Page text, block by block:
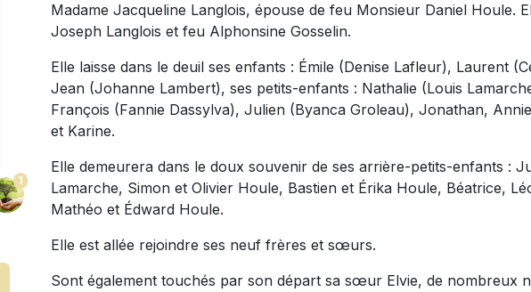
1
Madame Jacqueline Langlois, épouse de feu Monsieur Daniel Houle.
Joseph Langlois et feu Alphonsine Gosselin.
Elle laisse dans le deuil ses enfants : Émile (Denise Lafleur), Laurent
Jean (Johanne Lambert), ses petits-enfants : Nathalie (Louis
François (Fannie Dassylva), Julien (Byanca Groleau), Jonathan,
et Karine.
Elle demeurera dans le doux souvenir de ses arrière-petits-enfants :
Lamarche, Simon et Olivier Houle, Bastien et Érika Houle, Béatrice,
Mathéo et Édward Houle.
Elle est allée rejoindre ses neuf frères et sœurs.
Sont également touchés par son départ sa sœur Elvie, de nombreux